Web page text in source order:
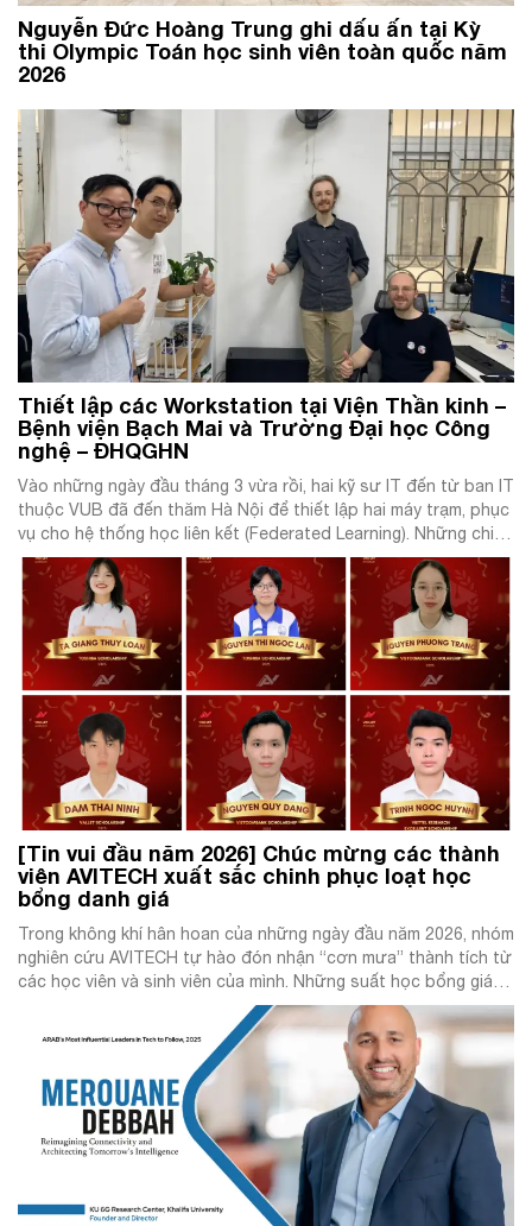
Nguyễn Đức Hoàng Trung ghi dấu ấn tại Kỳ
thi Olympic Toán học sinh viên toàn quốc năm
2026
Thiết lập các Workstation tại Viện Thần kinh –
Bệnh viện Bạch Mai và Trường Đại học Công
nghệ – ĐHQGHN
Vào những ngày đầu tháng 3 vừa rồi, hai kỹ sư IT đến từ ban IT
thuộc VUB đã đến thăm Hà Nội để thiết lập hai máy trạm, phục
vụ cho hệ thống học liên kết (Federated Learning). Những chiếc
Workstation được mang từ Brussela, Bỉ và đã được lắp ráp,
cài đặt thiết […]
[Tin vui đầu năm 2026] Chúc mừng các thành
viên AVITECH xuất sắc chinh phục loạt học
bổng danh giá
Trong không khí hân hoan của những ngày đầu năm 2026, nhóm
nghiên cứu AVITECH tự hào đón nhận “cơn mưa” thành tích từ
các học viên và sinh viên của mình. Những suất học bổng giá trị
này không chỉ mang ý nghĩa hỗ trợ tài chính mà còn là sự ghi